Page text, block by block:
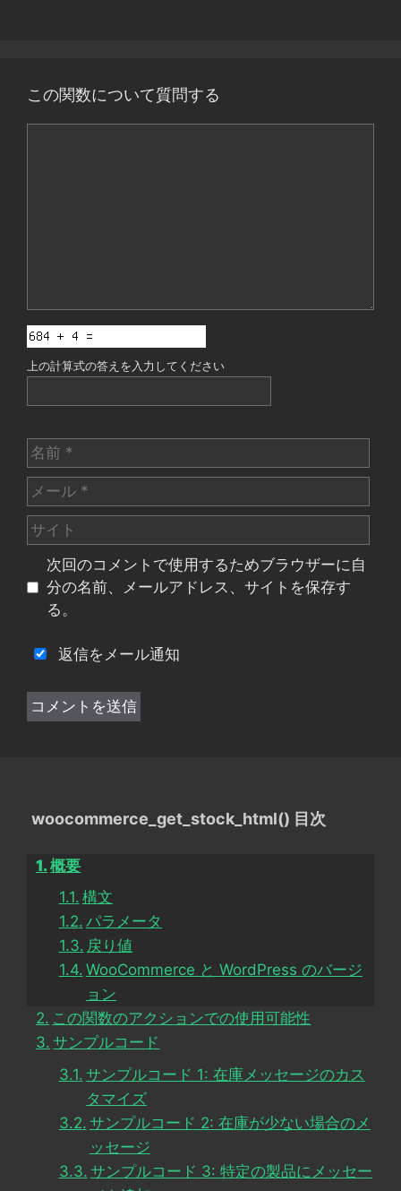
この関数について質問する
上の計算式の答えを入力してください
名
前
メ
ー
ル
サ
イ
次回のコメントで使用するためブラウザーに自
分の名前、メールアドレス、サイトを保存す
る。
返信をメール通知
woocommerce_get_stock_html() 目次
概要
構文
パラメータ
戻り値
WooCommerce と WordPress のバージ
ョン
この関数のアクションでの使用可能性
サンプルコード
サンプルコード 1: 在庫メッセージのカス
タマイズ
サンプルコード 2: 在庫が少ない場合のメ
ッセージ
サンプルコード 3: 特定の製品にメッセー